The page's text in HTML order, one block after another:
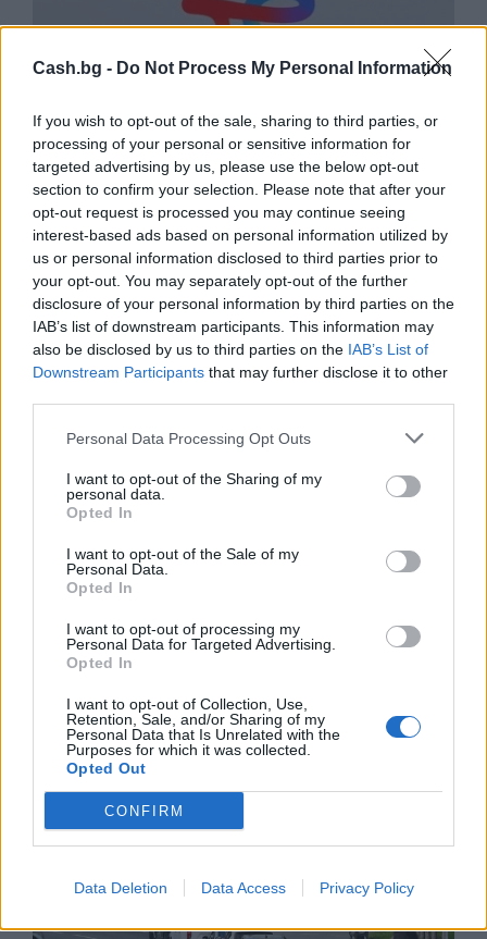
Cash.bg - Do Not Process My Personal Information
If you wish to opt-out of the sale, sharing to third parties, or
processing of your personal or sensitive information for
targeted advertising by us, please use the below opt-out
section to confirm your selection. Please note that after your
opt-out request is processed you may continue seeing
interest-based ads based on personal information utilized by
us or personal information disclosed to third parties prior to
your opt-out. You may separately opt-out of the further
disclosure of your personal information by third parties on the
IAB’s list of downstream participants. This information may
also be disclosed by us to third parties on the IAB’s List of
Downstream Participants that may further disclose it to other
Personal Data Processing Opt Outs
I want to opt-out of the Sharing of my
personal data.
Opted In
I want to opt-out of the Sale of my
Personal Data.
Opted In
I want to opt-out of processing my
Personal Data for Targeted Advertising.
Opted In
I want to opt-out of Collection, Use,
Retention, Sale, and/or Sharing of my
Personal Data that Is Unrelated with the
Purposes for which it was collected.
Opted Out
CONFIRM
Data Deletion Data Access Privacy Policy
Природен газ от Кипър ще потече към
Европа през 2028 година
09.08.2026 / 17:30
възобновяема енергия в САЩ
07.08.2026 / 18:00